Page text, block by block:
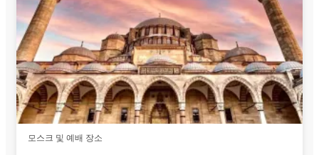
모스크 및 예배 장소